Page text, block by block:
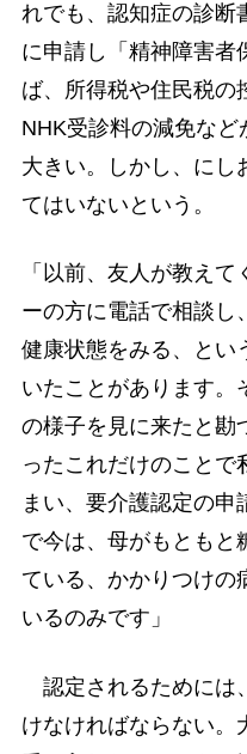
れでも、認知症の診断
に申請し「精神障害者
ば、所得税や住民税の
NHK受診料の減免な
大きい。しかし、にし
てはいないという。
「以前、友人が教え
ーの方に電話で相談し
健康状態をみる、とい
いたことがあります。
の様子を見に来たと勘
ったこれだけのことで
まい、要介護認定の
で今は、母がもともと
ている、かかりつけの
いるのみです」
認定されるためには
けなければならない。